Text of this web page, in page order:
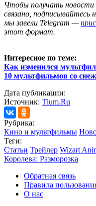
Чтобы получать
связано, подписывайтесь
мы завели Telegram —
этот формат.
Интересное по теме:
Как изменился
10 мультфильмов со
Дата публикации:
Источник: Tlum.Ru
Рубрика:
Кино и мультфильмы
Теги:
Статьи Трейлер Wizart
Королева: Разморозка
Обратная связь
Правила
О нас